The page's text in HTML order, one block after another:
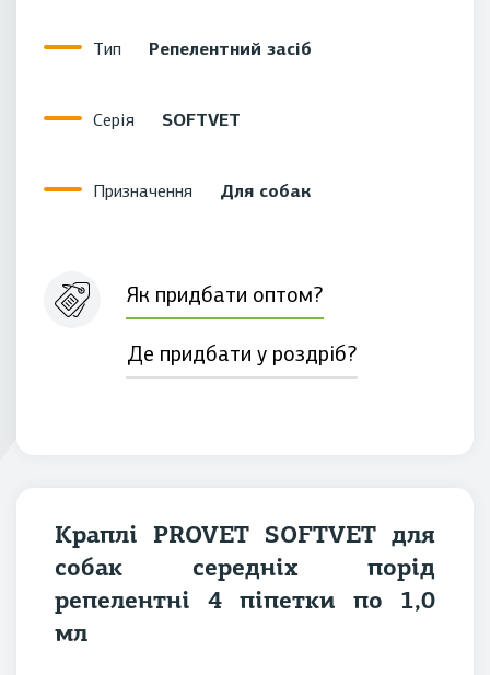
Тип Репелентний засіб
Серія SOFTVET
Призначення Для собак
Як придбати оптом?
Де придбати у роздріб?
Краплі PROVET SOFTVET для
собак середніх порід
репелентні 4 піпетки по 1,0
мл